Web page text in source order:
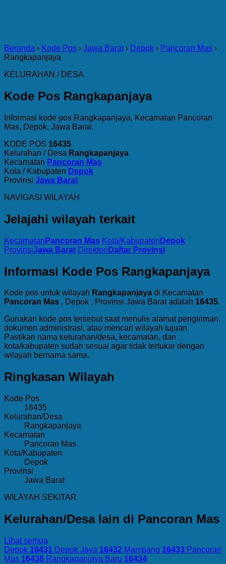
Beranda › Kode Pos › Jawa Barat › Depok › Pancoran Mas ›
Rangkapanjaya
KELURAHAN / DESA
Kode Pos Rangkapanjaya
Informasi kode pos Rangkapanjaya, Kecamatan Pancoran
Mas, Depok, Jawa Barat.
KODE POS 16435
Kelurahan / Desa Rangkapanjaya
Kecamatan Pancoran Mas
Kota / Kabupaten Depok
Provinsi Jawa Barat
NAVIGASI WILAYAH
Jelajahi wilayah terkait
Kecamatan Pancoran Mas Kota/Kabupaten Depok
ProvinsiJawa Barat Direktori Daftar Provinsi
Informasi Kode Pos Rangkapanjaya
Kode pos untuk wilayah Rangkapanjaya di Kecamatan
Pancoran Mas , Depok , Provinsi Jawa Barat adalah 16435.
Gunakan kode pos tersebut saat menulis alamat pengiriman,
dokumen administrasi, atau mencari wilayah tujuan.
Pastikan nama kelurahan/desa, kecamatan, dan
kota/kabupaten sudah sesuai agar tidak tertukar dengan
wilayah bernama sama.
Ringkasan Wilayah
Kode Pos
16435
Kelurahan/Desa
Rangkapanjaya
Kecamatan
Pancoran Mas
Kota/Kabupaten
Depok
Provinsi
Jawa Barat
WILAYAH SEKITAR
Kelurahan/Desa lain di Pancoran Mas
Lihat semua
Depok 16431 Depok Jaya 16432 Mampang 16433 Pancoran
Mas 16436 Rangkapanjaya Baru 16434